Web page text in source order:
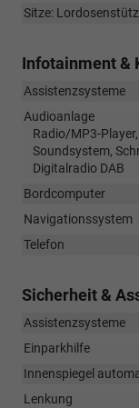
Sitze:
Infotainment &
Assistenzsysteme
Audioanlage
Radio/MP3-
Soundsystem,
Digitalradio DAB
Bordcomputer
Navigationssystem
Telefon
Sicherheit &
Assistenzsysteme
Einparkhilfe
Innenspiegel
Lenkung